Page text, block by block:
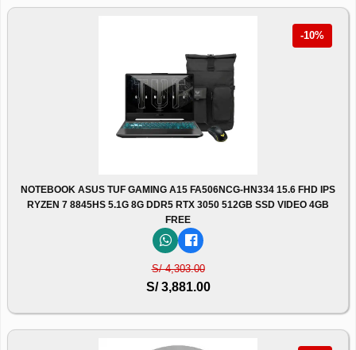
-10%
NOTEBOOK ASUS TUF GAMING A15 FA506NCG-HN334 15.6 FHD IPS
RYZEN 7 8845HS 5.1G 8G DDR5 RTX 3050 512GB SSD VIDEO 4GB
FREE
S/ 4,303.00
S/ 3,881.00